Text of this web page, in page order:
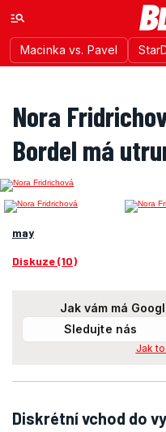
Macinka vs. Pavel
Nora
Bordel má
may
Diskuze (10)
Jak vám má
Sledujte nás
Jak
Diskrétní vchod do